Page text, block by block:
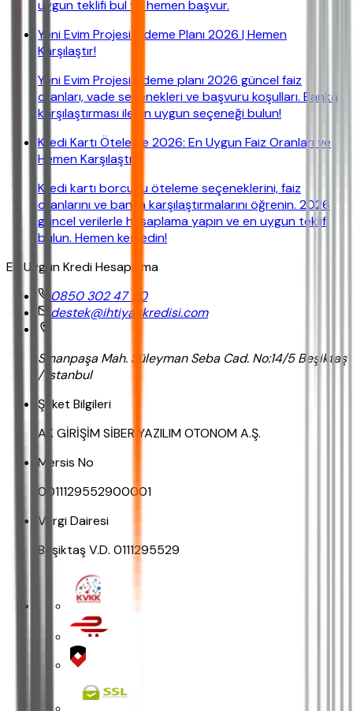
uygun teklifi bul ve hemen başvur.
Yeni Evim Projesi Ödeme Planı 2026 | Hemen
Karşılaştır!
Yeni Evim Projesi ödeme planı 2026 güncel faiz
oranları, vade seçenekleri ve başvuru koşulları. Banka
karşılaştırması ile en uygun seçeneği bulun!
Kredi Kartı Öteleme 2026: En Uygun Faiz Oranları ve
Hemen Karşılaştır!
Kredi kartı borcunu öteleme seçeneklerini, faiz
oranlarını ve banka karşılaştırmalarını öğrenin. 2026
güncel verilerle hesaplama yapın ve en uygun teklifi
bulun. Hemen keşfedin!
En Uygun Kredi Hesaplama
0850 302 47 90
destek@ihtiyackredisi.com
Sinanpaşa Mah. Süleyman Seba Cad. No:14/5 Beşiktaş
/ İstanbul
Şirket Bilgileri
AK GİRİŞİM SİBER YAZILIM OTONOM A.Ş.
Mersis No
0011129552900001
Vergi Dairesi
Beşiktaş V.D. 0111295529